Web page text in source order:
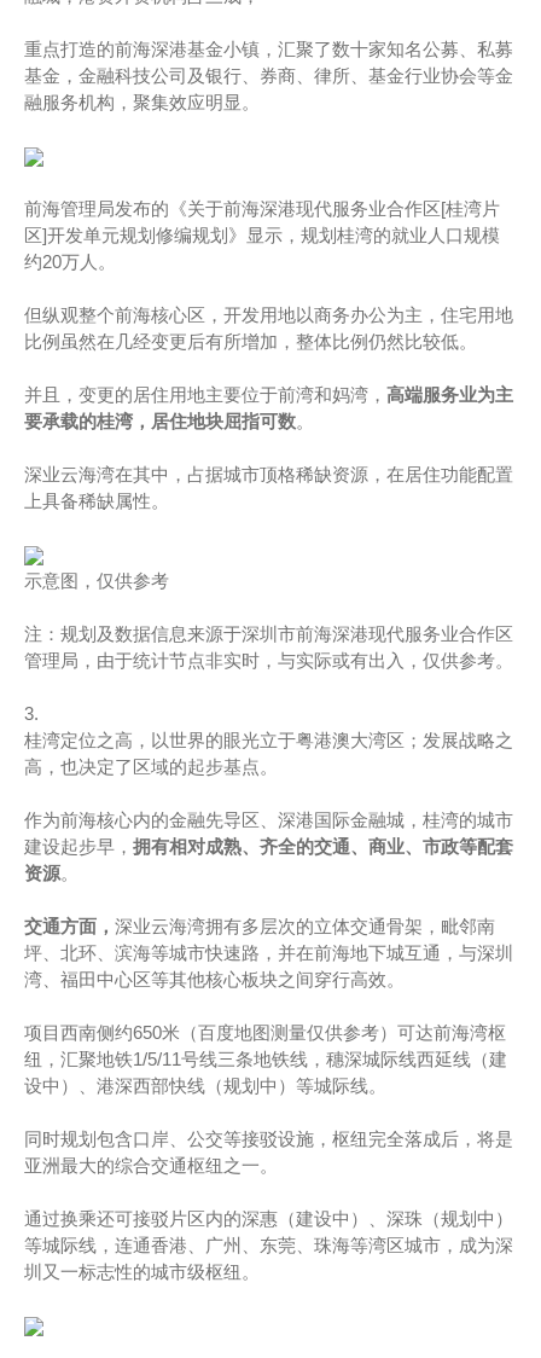
重点打造的前海深港基金小镇，汇聚了数十家知名公募、私募
基金，金融科技公司及银行、券商、律所、基金行业协会等金
融服务机构，聚集效应明显。
前海管理局发布的《关于前海深港现代服务业合作区[桂湾片
区]开发单元规划修编规划》显示，规划桂湾的就业人口规模
约20万人。
但纵观整个前海核心区，开发用地以商务办公为主，住宅用地
比例虽然在几经变更后有所增加，整体比例仍然比较低。
并且，变更的居住用地主要位于前湾和妈湾， 高端服务业为主
要承载的桂湾，居住地块屈指可数。
深业云海湾在其中，占据城市顶格稀缺资源，在居住功能配置
上具备稀缺属性。
示意图，仅供参考
注：规划及数据信息来源于深圳市前海深港现代服务业合作区
管理局，由于统计节点非实时，与实际或有出入，仅供参考。
3.
桂湾定位之高，以世界的眼光立于粤港澳大湾区；发展战略之
高，也决定了区域的起步基点。
作为前海核心内的金融先导区、深港国际金融城，桂湾的城市
建设起步早， 拥有相对成熟、齐全的交通、商业、市政等配套
资源。
交通方面， 深业云海湾拥有多层次的立体交通骨架，毗邻南
坪、北环、滨海等城市快速路，并在前海地下城互通，与深圳
湾、福田中心区等其他核心板块之间穿行高效。
项目西南侧约650米（百度地图测量仅供参考）可达前海湾枢
纽，汇聚地铁1/5/11号线三条地铁线，穗深城际线西延线（建
设中）、港深西部快线（规划中）等城际线。
同时规划包含口岸、公交等接驳设施，枢纽完全落成后，将是
亚洲最大的综合交通枢纽之一。
通过换乘还可接驳片区内的深惠（建设中）、深珠（规划中）
等城际线，连通香港、广州、东莞、珠海等湾区城市，成为深
圳又一标志性的城市级枢纽。